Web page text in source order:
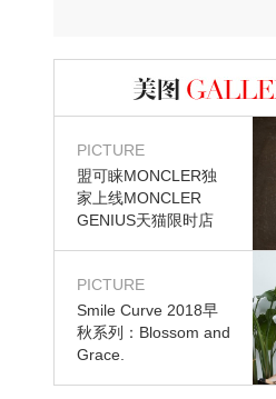
图库
PICTURE
盟可睐MONCLER独
家上线MONCLER
GENIUS天猫限时店
PICTURE
Smile Curve 2018早
秋系列：Blossom and
Grace.